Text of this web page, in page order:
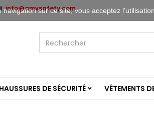
info@amvsafety.com
DE SÉCURITÉ VÊTEMENTS
navigation sur ce site, vous acceptez